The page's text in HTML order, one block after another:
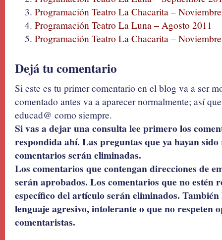
Programación Teatro La Chacarita –
Programación Teatro La Luna – Agosto 2011
Programación Teatro La Chacarita –
Dejá tu comentario
Si este es tu primer comentario en el blog va a ser
comentado antes va a aparecer normalmente; así
educad@ como siempre.
Si vas a dejar una consulta lee primero los
respondida ahí. Las preguntas que ya hayan
comentarios serán eliminadas.
Los comentarios que contengan direcciones de
serán aprobados. Los comentarios que no estén
específico del artículo serán eliminados.
lenguaje agresivo, intolerante o que no respeten
comentaristas.